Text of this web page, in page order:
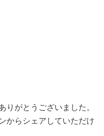
りがとうございました。
からシェアしていただけ